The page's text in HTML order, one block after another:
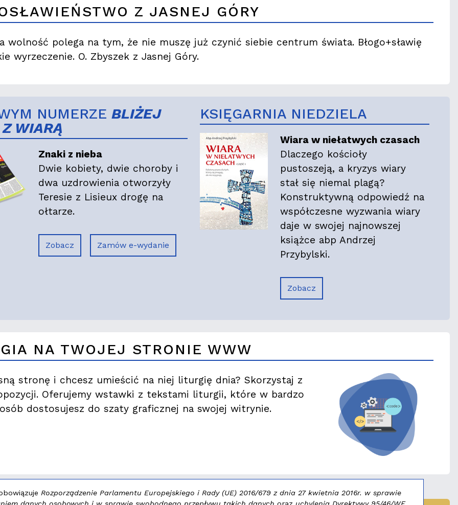
Z JASNEJ GÓRY
wolność polega na tym, że nie muszę już czynić siebie centrum świata. Błogo+sławię
wyrzeczenie. O. Zbyszek z Jasnej Góry.
NUMERZEBLIŻEJ
WIARĄ
Znaki z nieba
Dwie kobiety, dwie choroby i
dwa uzdrowienia otworzyły
Teresie z Lisieux drogę na
ołtarze.
Zobacz Zamów e-wydanie
KSIĘGARNIA NIEDZIELA
Wiara w niełatwych czasach
Dlaczego kościoły
pustoszeją, a kryzys wiary
stał się niemal plagą?
Konstruktywną odpowiedź na
współczesne wyzwania wiary
daje w swojej najnowszej
książce abp Andrzej
Przybylski.
Zobacz
NA TWOJEJ STRONIE WWW
stronę i chcesz umieścić na niej liturgię dnia? Skorzystaj z
Oferujemy wstawki z tekstami liturgii, które w bardzo
dostosujesz do szaty graficznej na swojej witrynie.
Rozporządzenie Parlamentu Europejskiego i Rady (UE) 2016/679 z dnia 27 kwietnia 2016r. w sprawie